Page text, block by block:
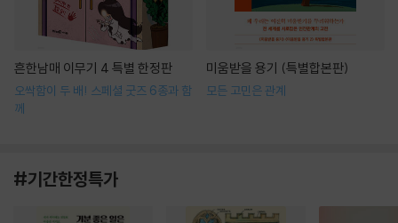
흔한남매 이무기 4 특별 한정판
오싹함이 두 배! 스페셜 굿즈 6종과 함
께
미움받을 용기 (특별합본판)
모든 고민은 관계
#기간한정특가